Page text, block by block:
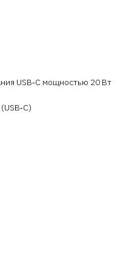
USB‑C мощностью 20 Вт